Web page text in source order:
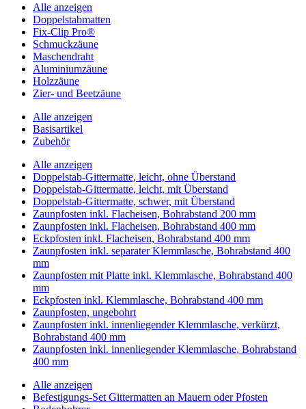
Alle anzeigen
Doppelstabmatten
Fix-Clip Pro®
Schmuckzäune
Maschendraht
Aluminiumzäune
Holzzäune
Zier- und Beetzäune
Alle anzeigen
Basisartikel
Zubehör
Alle anzeigen
Doppelstab-Gittermatte, leicht, ohne Überstand
Doppelstab-Gittermatte, leicht, mit Überstand
Doppelstab-Gittermatte, schwer, mit Überstand
Zaunpfosten inkl. Flacheisen, Bohrabstand 200 mm
Zaunpfosten inkl. Flacheisen, Bohrabstand 400 mm
Eckpfosten inkl. Flacheisen, Bohrabstand 400 mm
Zaunpfosten inkl. separater Klemmlasche, Bohrabstand 400
mm
Zaunpfosten mit Platte inkl. Klemmlasche, Bohrabstand 400
mm
Eckpfosten inkl. Klemmlasche, Bohrabstand 400 mm
Zaunpfosten, ungebohrt
Zaunpfosten inkl. innenliegender Klemmlasche, verkürzt,
Bohrabstand 400 mm
Zaunpfosten inkl. innenliegender Klemmlasche, Bohrabstand
400 mm
Alle anzeigen
Befestigungs-Set Gittermatten an Mauern oder Pfosten